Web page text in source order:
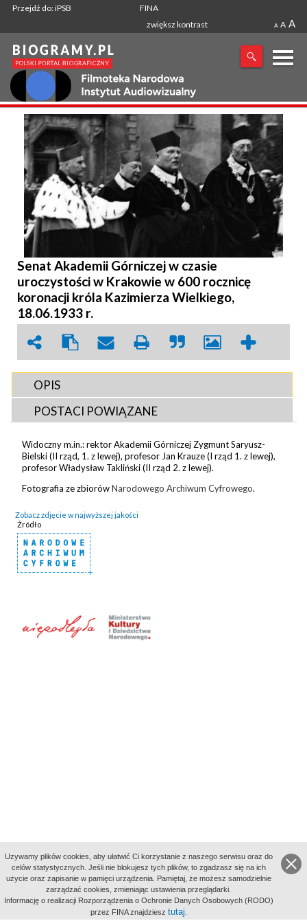
Przejdź do: iPSB
FINA
zwiększ kontrast
A A A
X
SZUKANA FRAZA
Senat Akademii Górniczej w czasie
uroczystości w Krakowie w 600 rocznicę
koronacji króla Kazimierza Wielkiego,
18.06.1933 r.
OPIS
POSTACI POWIĄZANE
Widoczny m.in.: rektor Akademii Górniczej Zygmunt Saryusz-
Bielski (II rząd, 1. z lewej), profesor Jan Krauze (I rząd 1. z lewej),
profesor Władysław Takliński (II rząd 2. z lewej).
Fotografia ze zbiorówNarodowego Archiwum Cyfrowego.
Zobacz zdjęcie w najwyższej jakości
Źródło
aktywności
Uzywamy plików cookies, aby ułatwić Ci korzystanie z naszego serwisu oraz do
celów statystycznych. Jeśli nie blokujesz tych plików, to zgadzasz się na ich
użycie oraz zapisanie w pamięci urządzenia. Pamiętaj, że możesz samodzielnie
zarządzać cookies, zmieniając ustawienia przeglądarki.
Informację o realizacji Rozporządzenia o Ochronie Danych Osobowych (RODO)
przez FINA znajdziesz tutaj